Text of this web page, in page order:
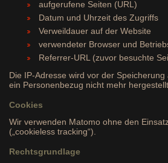
aufgerufene Seiten (URL)
Datum und Uhrzeit des Zugriffs
Verweildauer auf der Website
verwendeter Browser und
Referrer-URL (zuvor besuchte
Die IP-Adresse wird vor der
ein Personenbezug nicht mehr
Cookies
Wir verwenden Matomo ohne den
(„cookieless tracking“).
Rechtsgrundlage